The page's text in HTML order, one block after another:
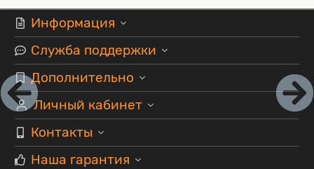
Информация
Служба поддержки
Дополнительно
Личный кабинет
Контакты
Наша гарантия